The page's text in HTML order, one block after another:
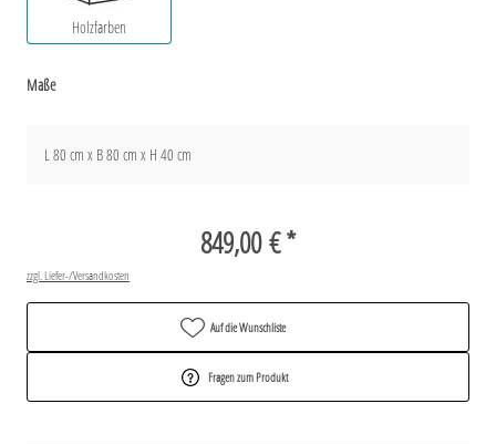
Holzfarben
Maße
L 80 cm x B 80 cm x H 40 cm
849,00 € *
zzgl. Liefer-/Versandkosten
Auf die Wunschliste
Fragen zum Produkt